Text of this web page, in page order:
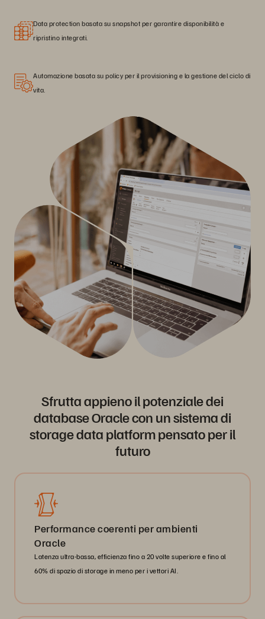
Data protection basata su snapshot per garantire disponibilità e
ripristino integrati.
Automazione basata su policy per il provisioning e la gestione del ciclo di
vita.
Sfrutta appieno il potenziale dei
database Oracle con un sistema di
storage data platform pensato per il
futuro
Performance coerenti per ambienti
Oracle
Latenza ultra-bassa, efficienza fino a 20 volte superiore e fino al
60% di spazio di storage in meno per i vettori AI.